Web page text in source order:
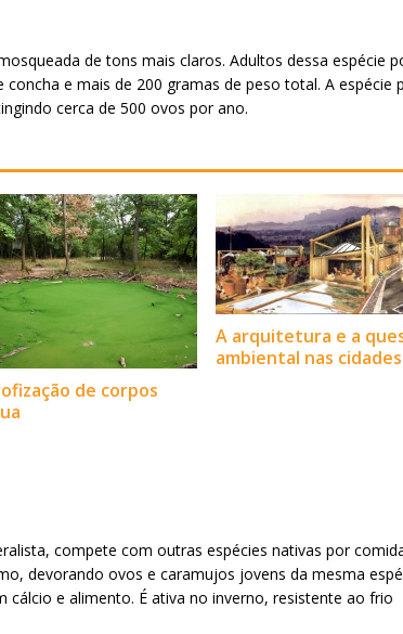
de tons mais claros. Adultos dessa espécie
e mais de 200 gramas de peso total. A espécie
cerca de 500 ovos por ano.
de corpos
A arquitetura e a
ambiental nas cidades
compete com outras espécies nativas por
devorando ovos e caramujos jovens da mesma
cálcio e alimento. É ativa no inverno, resistente ao frio